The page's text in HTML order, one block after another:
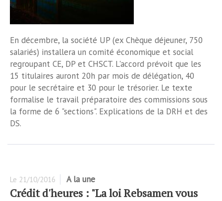
En décembre, la société UP (ex Chèque déjeuner, 750
salariés) installera un comité économique et social
regroupant CE, DP et CHSCT. L'accord prévoit que les
15 titulaires auront 20h par mois de délégation, 40
pour le secrétaire et 30 pour le trésorier. Le texte
formalise le travail préparatoire des commissions sous
la forme de 6 "sections". Explications de la DRH et des
DS.
Le 21/10/2016 A la une
Crédit d'heures : "La loi Rebsamen vous